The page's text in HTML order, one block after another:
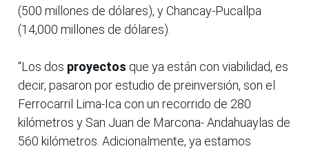
(500 millones de dólares), y Chancay-Pucallpa
(14,000 millones de dólares).
“Los dos proyectos que ya están con viabilidad, es
decir, pasaron por estudio de preinversión, son el
Ferrocarril Lima-Ica con un recorrido de 280
kilómetros y San Juan de Marcona- Andahuaylas de
560 kilómetros. Adicionalmente, ya estamos